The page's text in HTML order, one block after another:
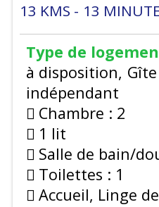
13 KMS 13
Type de
à disposition
indépendant
Chambre : 2
1 lit
Salle de bain/
Toilettes : 1
Accueil, Linge